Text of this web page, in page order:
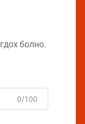
болно.
0/100